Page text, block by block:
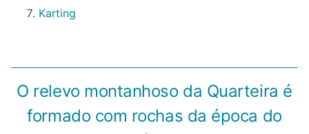
Karting
O relevo montanhoso da Quarteira é
formado com rochas da época do